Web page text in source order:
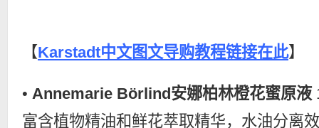
【Karstadt中文图文导购教程链接在此】
• Annemarie Börlind安娜柏林橙花蜜原液
富含植物精油和鲜花萃取精华，水油分离